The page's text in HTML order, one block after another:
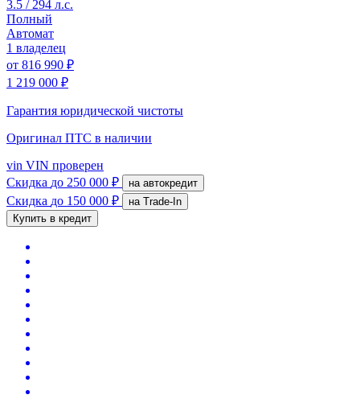
3.5 / 294 л.с.
Полный
Автомат
1 владелец
от 816 990 ₽
1 219 000 ₽
Гарантия юридической чистоты
Оригинал ПТС в наличии
vin VIN проверен
Скидка до 250 000 ₽ на автокредит
Скидка до 150 000 ₽
на Trade-In
Купить в кредит